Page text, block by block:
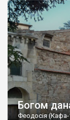
Богом
Феодосія (Кафа-